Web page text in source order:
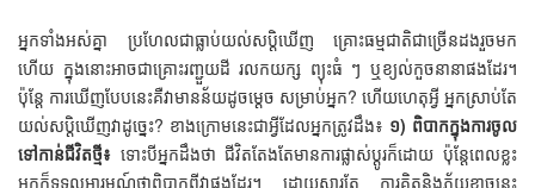
អ្នកទាំងអស់គ្នា ប្រហែលជាធ្លាប់យល់សប្ដិឃើញ គ្រោះធម្មជាតិជាច្រើនដងរួចមក
ហើយ ក្នុងនោះអាចជាគ្រោះរញ្ជួយដី រលកយក្ស ព្យុះធំ ៗ ឬខ្យល់កួចនានាផងដែរ។
ប៉ុន្តែ ការឃើញបែបនេះគឺវាមានន័យដូចម្ដេច សម្រាប់អ្នក? ហើយហេតុអ្វី អ្នកស្រាប់តែ
យល់សប្ដិឃើញវាដូច្នេះ? ខាងក្រោមនេះជាអ្វីដែលអ្នកត្រូវដឹង៖ ១) ពិបាកក្នុងការចូល
ទៅកាន់ជីវិតថ្មី៖ ទោះបីអ្នកដឹងថា ជីវិតតែងតែមានការផ្លាស់ប្ដូរក៏ដោយ ប៉ុន្តែពេលខ្លះ
អ្នកក៏ទទួលអារម្មណ៍ថាពិបាកពីវាផងដែរ។ ដោយសារតែ ការគិតនិងភ័យខ្លាចនេះ